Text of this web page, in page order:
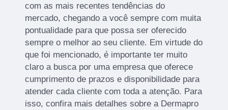
com as mais recentes tendências do
mercado, chegando a você sempre com muita
pontualidade para que possa ser oferecido
sempre o melhor ao seu cliente. Em virtude do
que foi mencionado, é importante ter muito
claro a busca por uma empresa que oferece
cumprimento de prazos e disponibilidade para
atender cada cliente com toda a atenção. Para
isso, confira mais detalhes sobre a Dermapro